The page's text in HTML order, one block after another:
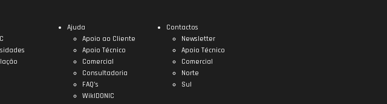
Ajuda
Apoio ao Cliente
Apoio Técnico
Comercial
Consultadoria
FAQ’s
WikIDONIC
Contactos
Newsletter
Apoio Técnico
Comercial
Norte
Sul